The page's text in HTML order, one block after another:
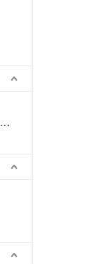
Robe de poupée et kits de bricolage